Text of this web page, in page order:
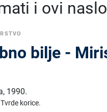
i ovi
bilje -
, 1990.
Tvrde korice.